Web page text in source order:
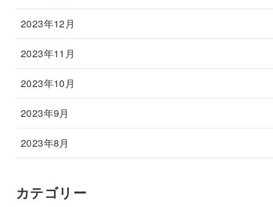
2023年12月
2023年11月
2023年10月
2023年9月
2023年8月
カテゴリー